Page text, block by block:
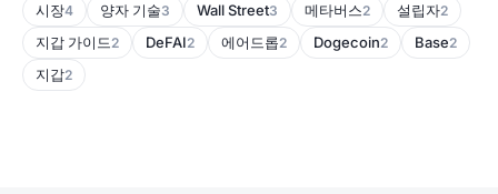
시장4 양자 기술3 Wall Street3 메타버스2 설립자2
지갑 가이드 2 DeFAI2 에어드롭2 Dogecoin2 Base2
지갑2